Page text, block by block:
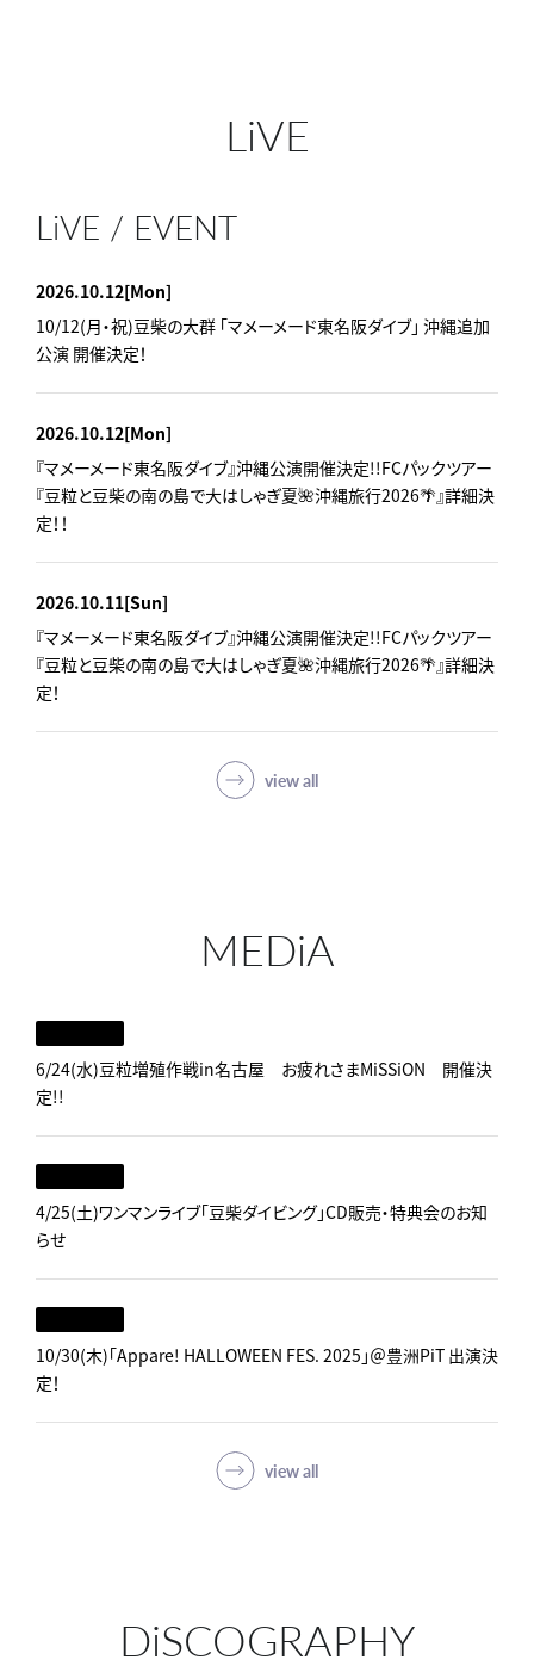
LiVE
view all
LiVE / EVENT
2026.10.12[Mon]
10/12(月・祝)豆柴の大群 「マメーメード東名阪ダイブ」 沖縄追加
公演 開催決定！
2026.10.12[Mon]
『マメーメード東名阪ダイブ』沖縄公演開催決定!!FCパックツアー
『豆粒と豆柴の南の島で大はしゃぎ夏🌺沖縄旅行2026🌴』詳細決
定！！
2026.10.11[Sun]
『マメーメード東名阪ダイブ』沖縄公演開催決定!!FCパックツアー
『豆粒と豆柴の南の島で大はしゃぎ夏🌺沖縄旅行2026🌴』詳細決
定！
MEDiA
view all
6/24(水)豆粒増殖作戦in名古屋 お疲れさまMiSSiON 開催決
定!!
4/25(土)ワンマンライブ「豆柴ダイビング」CD販売・特典会のお知
らせ
10/30(木)「Appare! HALLOWEEN FES. 2025」＠豊洲PiT 出演決
定！
DiSCOGRAPHY